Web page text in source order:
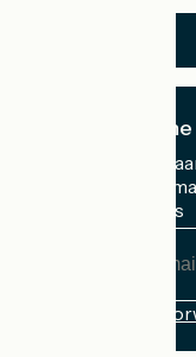
Ik abonneer
Ontvang elke
Frankrijk in uw
Mijn e-mailadres